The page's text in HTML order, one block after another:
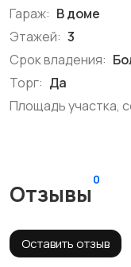
Гараж: В доме
Этажей: 3
Срок владения:
Торг: Да
Площадь участка,
Отзывы
0
Оставить отзыв